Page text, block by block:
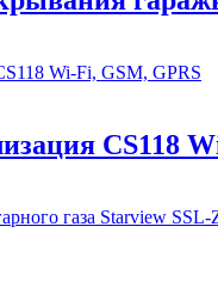
CS118